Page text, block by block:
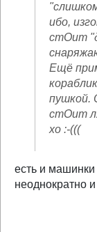
ибо,
стОит
Ещё
пушкой.
стОит
хо :-(((
есть и
неоднократно